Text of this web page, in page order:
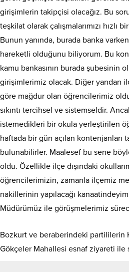
girişimlerin takipçisi olacağız. Bu
teşkilat olarak çalışmalarımızı hızlı
Bunun yanında, burada banka
hareketli olduğunu biliyorum. Bu
kamu bankasının burada şubesinin
girişimlerimiz olacak. Diğer yandan
göre mağdur olan öğrencilerimiz
sıkıntı tercihsel ve sistemseldir.
istemedikleri bir okula yerleştirilen
haftada bir gün açılan
bulunabilirler. Maalesef bu sene
oldu. Özellikle ilçe dışındaki
öğrencilerimizin, zamanla ilçemiz
nakillerinin yapılacağı
Müdürümüz ile görüşmelerimiz
Bozkurt ve beraberindeki partililerin
Gökçeler Mahallesi esnaf ziyareti ile